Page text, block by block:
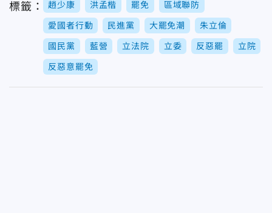
標籤： 趙少康 洪孟楷 罷免 區域聯防
愛國者行動 民進黨 大罷免潮 朱立倫
國民黨 藍營 立法院 立委 反惡罷 立院
反惡意罷免